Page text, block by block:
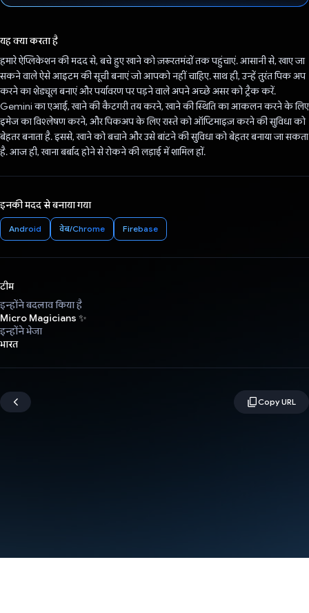
यह क्या करता है
हमारे ऐप्लिकेशन की मदद से, बचे हुए खाने को ज़रूरतमंदों तक पहुंचाएं. आसानी से, खाए जा
सकने वाले ऐसे आइटम की सूची बनाएं जो आपको नहीं चाहिए. साथ ही, उन्हें तुरंत पिक अप
करने का शेड्यूल बनाएं और पर्यावरण पर पड़ने वाले अपने अच्छे असर को ट्रैक करें.
Gemini का एआई, खाने की कैटगरी तय करने, खाने की स्थिति का आकलन करने के लिए
इमेज का विश्लेषण करने, और पिकअप के लिए रास्ते को ऑप्टिमाइज़ करने की सुविधा को
बेहतर बनाता है. इससे, खाने को बचाने और उसे बांटने की सुविधा को बेहतर बनाया जा सकता
है. आज ही, खाना बर्बाद होने से रोकने की लड़ाई में शामिल हों.
इनकी मदद से बनाया गया
Android वेब/Chrome Firebase
टीम
इन्होंने बदलाव किया है
Micro Magicians ✨
इन्होंने भेजा
भारत